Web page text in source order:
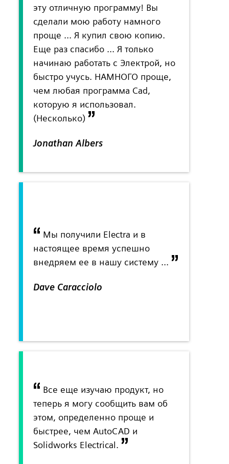
эту отличную программу! Вы
сделали мою работу намного
проще ... Я купил свою копию.
Еще раз спасибо ... Я только
начинаю работать с Электрой, но
быстро учусь. НАМНОГО проще,
чем любая программа Cad,
которую я использовал.
(Несколько)
Jonathan Albers
Мы получили Electra и в
настоящее время успешно
внедряем ее в нашу систему ...
Dave Caracciolo
Все еще изучаю продукт, но
теперь я могу сообщить вам об
этом, определенно проще и
быстрее, чем AutoCAD и
Solidworks Electrical.